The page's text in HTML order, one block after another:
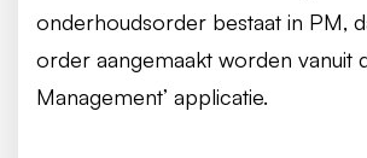
onderhoudsorder bestaat in PM,
order aangemaakt worden vanuit
Management’ applicatie.